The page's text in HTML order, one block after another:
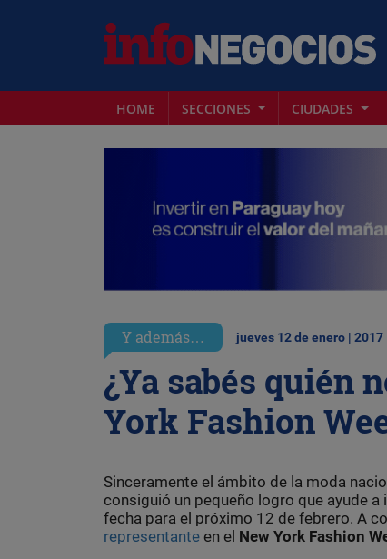
HOME SECCIONES CIUDADES
Y además… jueves 12 de enero | 2017
¿Ya sabés quién
York Fashion
Sinceramente el ámbito de la moda
consiguió un pequeño logro que ayude
fecha para el próximo 12 de febrero. A
representante en el New York Fashion